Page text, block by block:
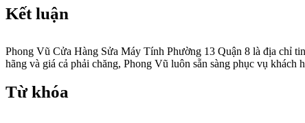
Kết luận
Phong Vũ Cửa Hàng Sửa Máy Tính Phường 13 Quận 8 là địa chỉ
hãng và giá cả phải chăng, Phong Vũ luôn sẵn sàng phục vụ
Từ khóa